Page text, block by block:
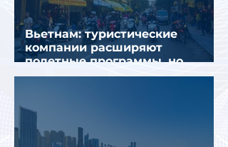
Вьетнам: туристические
компании расширяют
полетные программы, но
избегают прежних ошибок